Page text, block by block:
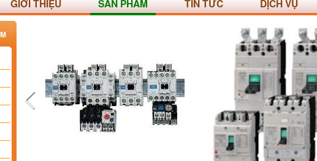
GIỚI THIỆU SẢN PHẨM TIN TỨC DỊCH VỤ